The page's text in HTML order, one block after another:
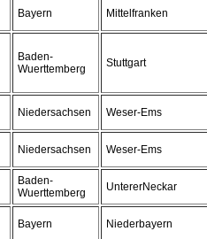
Bayern Mittelfranken
Baden-
Wuerttemberg
Stuttgart
Niedersachsen Weser-Ems
Niedersachsen Weser-Ems
Baden-
Wuerttemberg
UntererNeckar
Bayern Niederbayern